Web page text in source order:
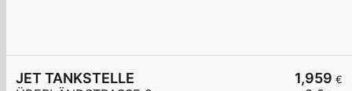
1,959 €
JET TANKSTELLE